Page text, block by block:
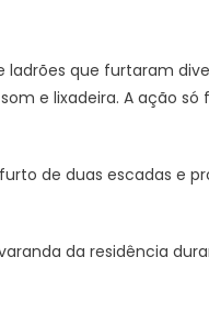
ladrões que furtaram
e lixadeira. A ação
de duas escadas e
da residência